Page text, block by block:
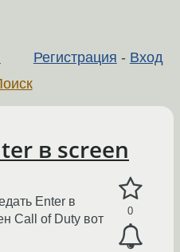
Регистрация - Вход
в screen
0
Enter в
Call of Duty вот